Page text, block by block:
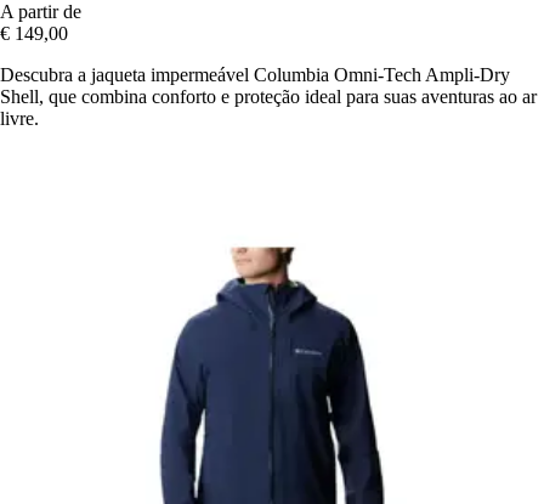
A partir de
€ 149,00
Descubra a jaqueta impermeável Columbia Omni-Tech Ampli-Dry
Shell, que combina conforto e proteção ideal para suas aventuras ao ar
livre.